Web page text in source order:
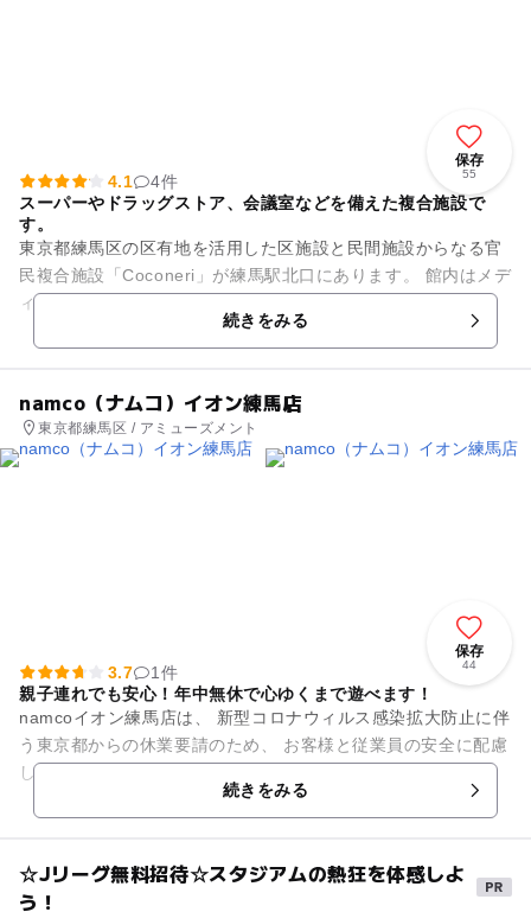
保存
55
4.1
4件
スーパーやドラッグストア、会議室などを備えた複合施設で
す。
東京都練馬区の区有地を活用した区施設と民間施設からなる官
民複合施設「Coconeri」が練馬駅北口にあります。 館内はメデ
ィカルゾーン、公共サービスゾーン、商業ゾーンの3つのゾー
続きをみる
namco（ナムコ）イオン練馬店
東京都練馬区 / アミューズメント
保存
44
3.7
1件
親子連れでも安心！年中無休で心ゆくまで遊べます！
namcoイオン練馬店は、 新型コロナウィルス感染拡大防止に伴
う東京都からの休業要請のため、 お客様と従業員の安全に配慮
し4月8日（水）より 休業とさせて頂きましたが、 東京都の施
続きをみる
☆Jリーグ無料招待☆スタジアムの熱狂を体感しよ
う！